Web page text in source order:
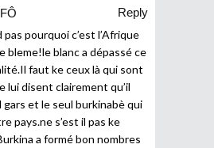
Reply
pas pourquoi c’est l’Afrique
bleme!le blanc a dépassé ce
faut ke ceux là qui sont
lui disent clairement qu’il
gars et le seul burkinabè qui
pays.ne s’est il pas ke
a formé bon nombres